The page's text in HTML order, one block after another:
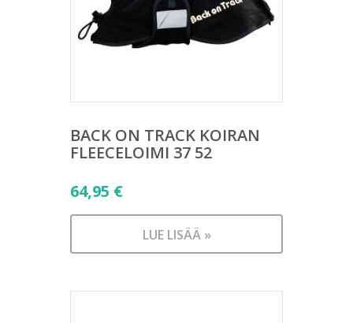
BACK ON TRACK KOIRAN
FLEECELOIMI 37 52
64,95 €
LUE LISÄÄ »